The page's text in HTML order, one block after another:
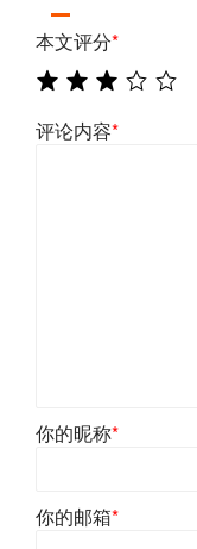
本文评分*
评论内容*
你的昵称*
你的邮箱*